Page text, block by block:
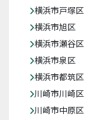
横浜市戸塚区
横浜市旭区
横浜市瀬谷区
横浜市泉区
横浜市都筑区
川崎市川崎区
川崎市中原区